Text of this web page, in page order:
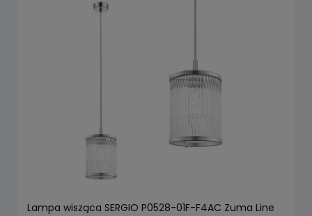
Lampa wisząca SERGIO P0528-01F-F4AC Zuma Line